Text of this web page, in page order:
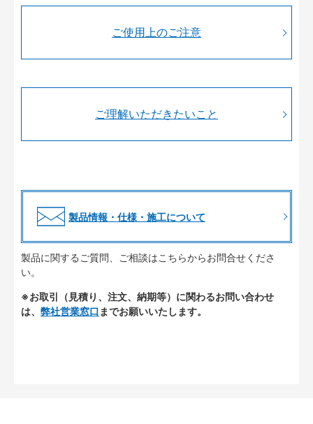
ご使用上のご注意
ご理解いただきたいこと
製品情報・仕様・施工について
製品に関するご質問、ご相談はこちらからお問合せくださ
い。
※お取引（見積り、注文、納期等）に関わるお問い合わせ
は、 弊社営業窓口までお願いいたします。